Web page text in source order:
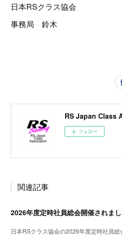
日本RSクラス協会
事務局 鈴木
フォロー
関連記事
2026年度定時社員総会開催されま
日本RSクラス協会の2026年度定時社員